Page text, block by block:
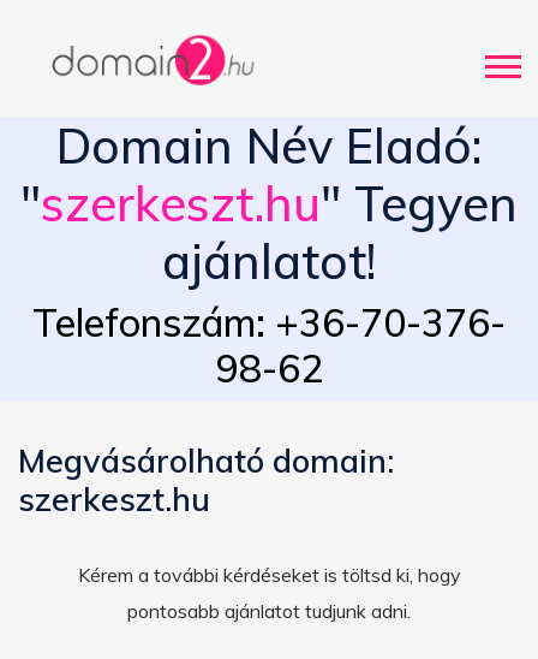
Domain Név Eladó:
"szerkeszt.hu" Tegyen
ajánlatot!
Telefonszám: +36-70-376-
98-62
Megvásárolható domain:
szerkeszt.hu
Kérem a további kérdéseket is töltsd ki, hogy
pontosabb ajánlatot tudjunk adni.